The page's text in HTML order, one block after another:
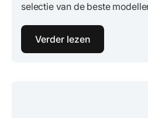
selectie van de beste
Verder lezen